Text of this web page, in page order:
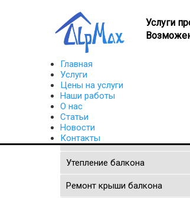
Услуги
Главная
Услуги
Цены на услуги
Наши работы
О нас
Статьи
Новости
Контакты
Главная Наши работы
Утепление квартиры
Утепление балкона
Ремонт крыши балкона